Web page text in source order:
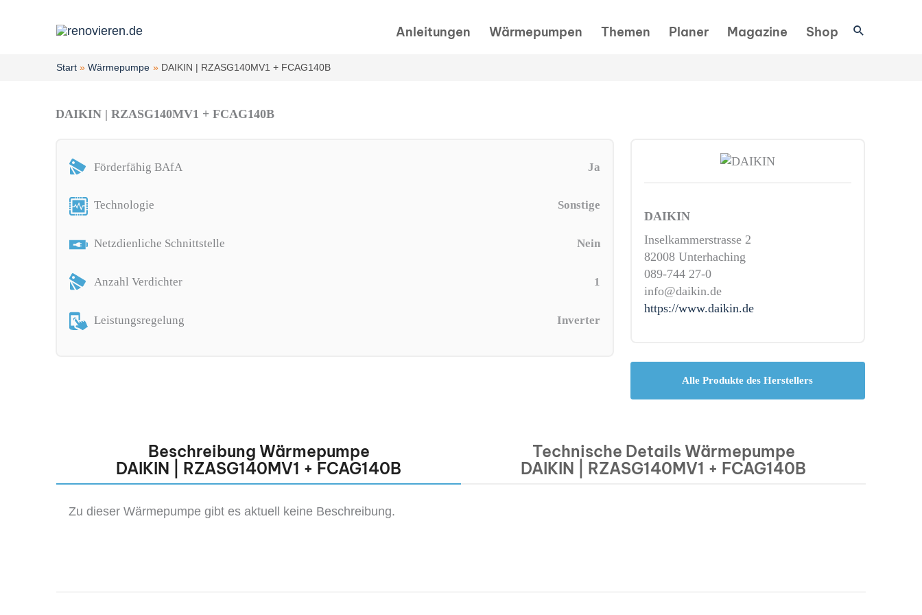
Anleitungen Wärmepumpen Themen Planer Magazine Shop Suchen
Start Wärmepumpe DAIKIN | RZASG140MV1 + FCAG140B
DAIKIN | RZASG140MV1 + FCAG140B
Förderfähig BAfA Ja
Technologie Sonstige
Netzdienliche Schnittstelle Nein
Anzahl Verdichter 1
Leistungsregelung Inverter
DAIKIN
Inselkammerstrasse 2
82008 Unterhaching
089-744 27-0
info@daikin.de
https://www.daikin.de
Alle Produkte des Herstellers
Beschreibung Wärmepumpe
DAIKIN | RZASG140MV1 + FCAG140B
Technische Details Wärmepumpe
DAIKIN | RZASG140MV1 + FCAG140B
Zu dieser Wärmepumpe gibt es aktuell keine Beschreibung.